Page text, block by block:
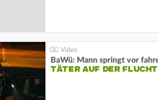
TÄTER AUF DER FLUCHT